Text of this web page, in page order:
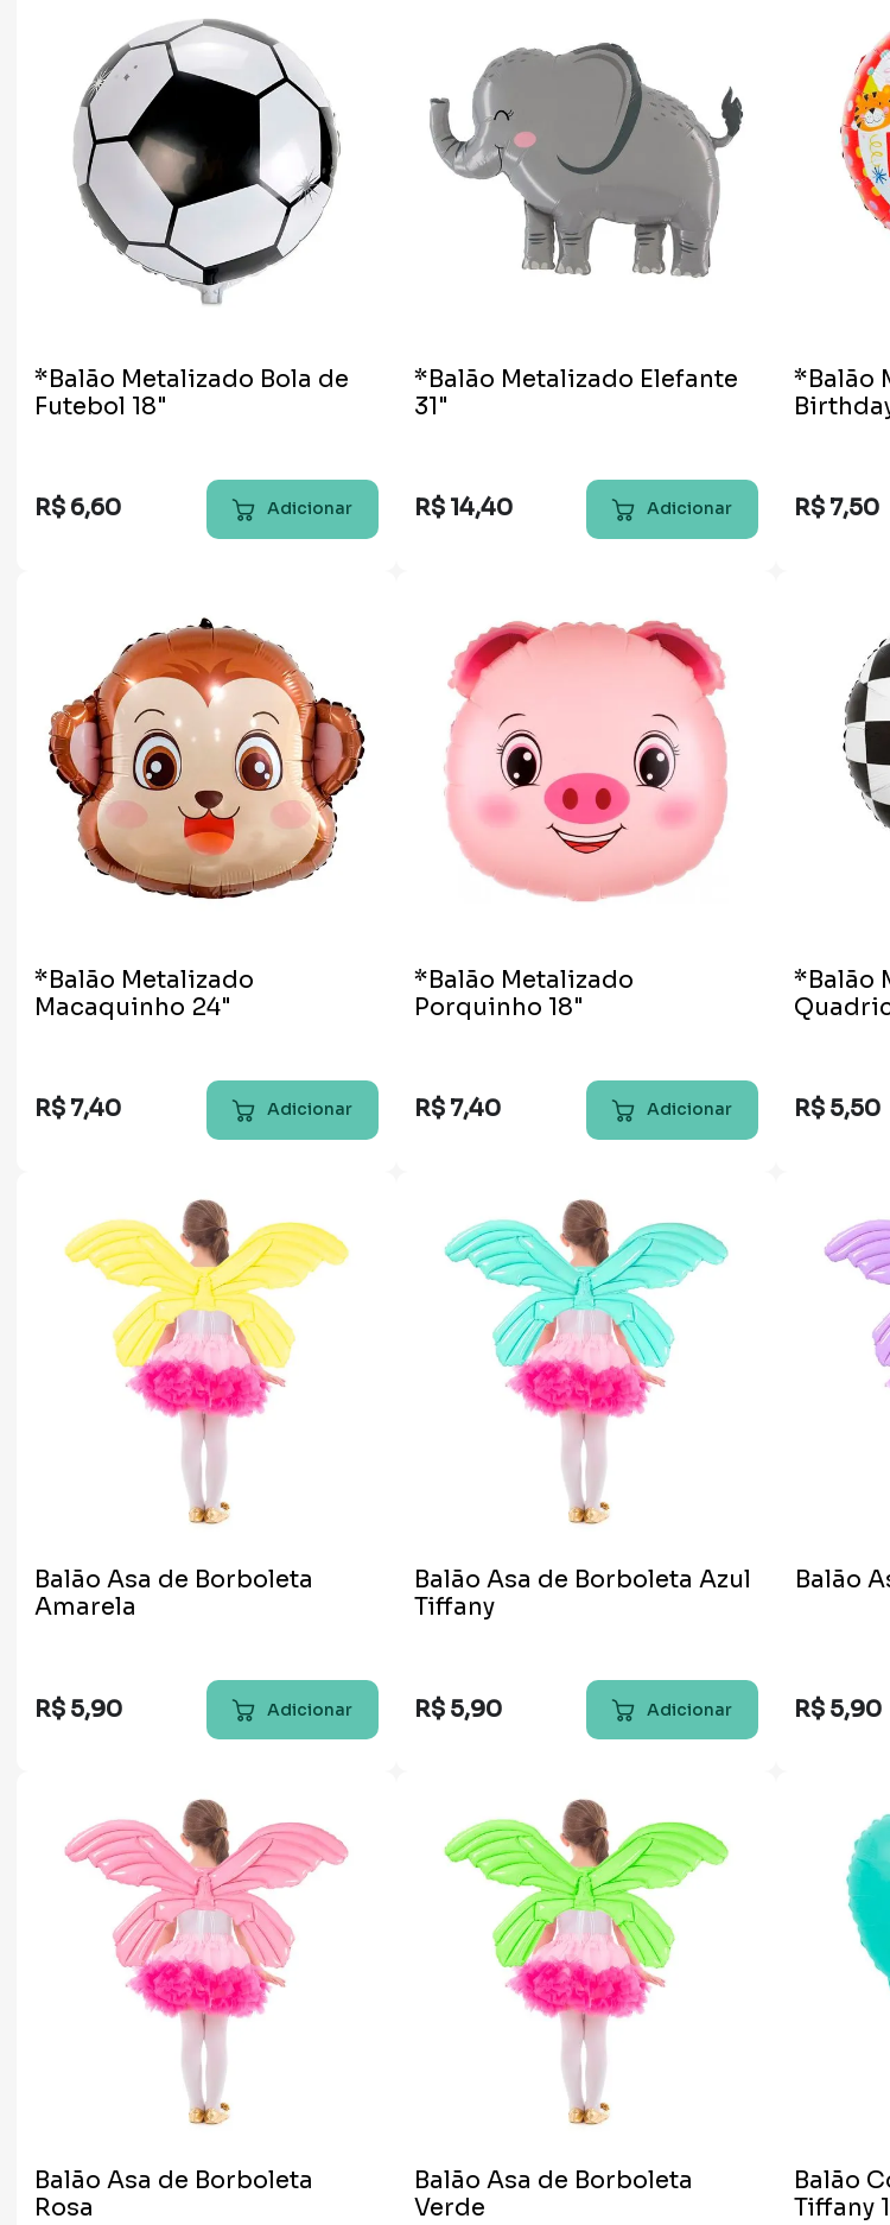
10º toalha
*Balão Metalizado Bola de
Futebol 18"
R$ 6,60 Adicionar
*Balão Metalizado Elefante
31"
R$ 14,40 Adicionar
*Balão
R$ 7,50
*Balão Metalizado
Macaquinho 24"
R$ 7,40 Adicionar
*Balão Metalizado
Porquinho 18"
R$ 7,40 Adicionar
*Balão
R$ 5,50
Balão Asa de Borboleta
Amarela
R$ 5,90 Adicionar
Balão Asa de Borboleta Azul
Tiffany
R$ 5,90 Adicionar
Balão
R$ 5,90
Balão Asa de Borboleta
Rosa
Balão Asa de Borboleta
Verde
Balão
Tiffany